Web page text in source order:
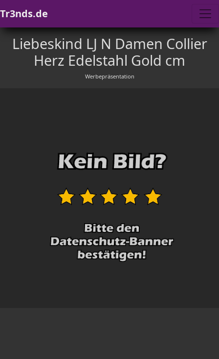
Tr3nds.de
Liebeskind LJ N Damen Collier
Herz Edelstahl Gold cm
Werbepräsentation